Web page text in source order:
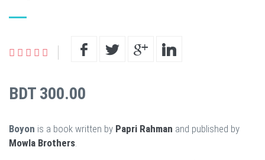
BDT 300.00
Boyon is a book written by Papri Rahman and published by
Mowla Brothers